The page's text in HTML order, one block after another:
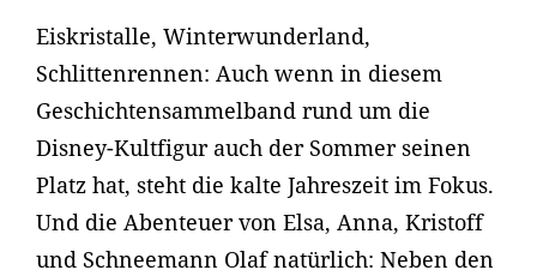
Eiskristalle, Winterwunderland,
Schlittenrennen: Auch wenn in diesem
Geschichtensammelband rund um die
Disney-Kultfigur auch der Sommer seinen
Platz hat, steht die kalte Jahreszeit im Fokus.
Und die Abenteuer von Elsa, Anna, Kristoff
und Schneemann Olaf natürlich: Neben den